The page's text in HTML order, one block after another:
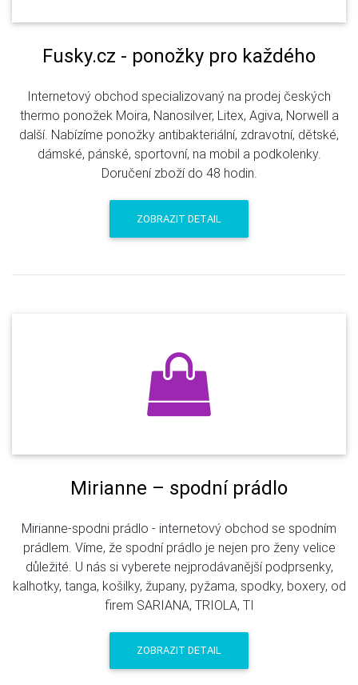
Fusky.cz - ponožky pro každého
Internetový obchod specializovaný na prodej českých
thermo ponožek Moira, Nanosilver, Litex, Agiva, Norwell a
další. Nabízíme ponožky antibakteriální, zdravotní, dětské,
dámské, pánské, sportovní, na mobil a podkolenky.
Doručení zboží do 48 hodin.
ZOBRAZIT DETAIL
Mirianne – spodní prádlo
Mirianne-spodni prádlo - internetový obchod se spodním
prádlem. Víme, že spodní prádlo je nejen pro ženy velice
důležité. U nás si vyberete nejprodávanější podprsenky,
kalhotky, tanga, košilky, župany, pyžama, spodky, boxery, od
firem SARIANA, TRIOLA, TI
ZOBRAZIT DETAIL